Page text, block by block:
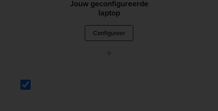
Jouw geconfigureerde
laptop
Configureer
+